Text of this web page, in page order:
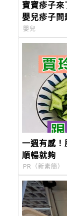
寶寶疹子來
嬰兒疹子
嬰兒
一週有感！
順暢就夠
PR（新素簡）